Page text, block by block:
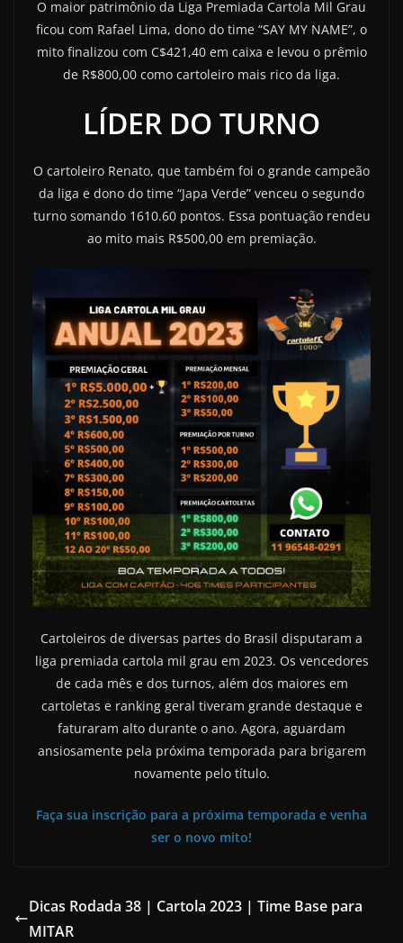
O maior patrimônio da Liga Premiada Cartola Mil Grau
ficou com Rafael Lima, dono do time “SAY MY NAME”, o
mito finalizou com C$421,40 em caixa e levou o prêmio
de R$800,00 como cartoleiro mais rico da liga.
LÍDER DO TURNO
O cartoleiro Renato, que também foi o grande campeão
da liga e dono do time “Japa Verde” venceu o segundo
turno somando 1610.60 pontos. Essa pontuação rendeu
ao mito mais R$500,00 em premiação.
Cartoleiros de diversas partes do Brasil disputaram a
liga premiada cartola mil grau em 2023. Os vencedores
de cada mês e dos turnos, além dos maiores em
cartoletas e ranking geral tiveram grande destaque e
faturaram alto durante o ano. Agora, aguardam
ansiosamente pela próxima temporada para brigarem
novamente pelo título.
Faça sua inscrição para a próxima temporada e venha
ser o novo mito!
Dicas Rodada 38 | Cartola 2023 | Time Base para
MITAR